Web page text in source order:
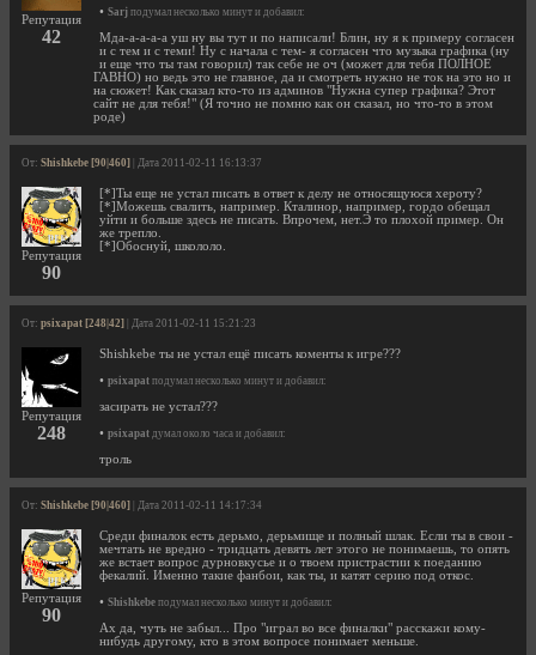
Репутация
42
• Sarj подумал несколько минут и добавил:
Мда-а-а-а-а уш ну вы тут и по написали! Блин, ну я к примеру согласен
и с тем и с теми! Ну с начала с тем- я согласен что музыка графика (ну
и еще что ты там говорил) так себе не оч (может для тебя ПОЛНОЕ
ГАВНО) но ведь это не главное, да и смотреть нужно не ток на это но и
на сюжет! Как сказал кто-то из админов "Нужна супер графика? Этот
сайт не для тебя!" (Я точно не помню как он сказал, но что-то в этом
роде)
От: Shishkebe [90|460] | Дата 2011-02-11 16:13:37
Репутация
90
[*]Ты еще не устал писать в ответ к делу не относящуюся хероту?
[*]Можешь свалить, например. Кталинор, например, гордо обещал
уйти и больше здесь не писать. Впрочем, нет.Э то плохой пример. Он
же трепло.
[*]Обоснуй, школоло.
От: psixapat [248|42] | Дата 2011-02-11 15:21:23
Репутация
248
Shishkebe ты не устал ещё писать коменты к игре???
• psixapat подумал несколько минут и добавил:
засирать не устал???
• psixapat думал около часа и добавил:
троль
От: Shishkebe [90|460] | Дата 2011-02-11 14:17:34
Репутация
90
Среди финалок есть дерьмо, дерьмище и полный шлак. Если ты в свои -
мечтать не вредно - тридцать девять лет этого не понимаешь, то опять
же встает вопрос дурновкусье и о твоем пристрастии к поеданию
фекалий. Именно такие фанбои, как ты, и катят серию под откос.
• Shishkebe подумал несколько минут и добавил:
Ах да, чуть не забыл... Про "играл во все финалки" расскажи кому-
нибудь другому, кто в этом вопросе понимает меньше.